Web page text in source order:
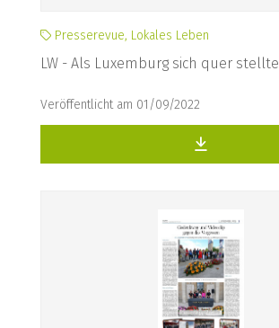
Presserevue, Lokales Leben
LW - Als Luxemburg sich quer stellte
Veröffentlicht am 01/09/2022